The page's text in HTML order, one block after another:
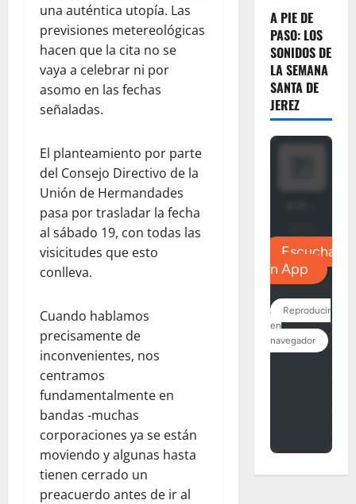
una auténtica utopía. Las
previsiones metereológicas
hacen que la cita no se
vaya a celebrar ni por
asomo en las fechas
señaladas.
El planteamiento por parte
del Consejo Directivo de la
Unión de Hermandades
pasa por trasladar la fecha
al sábado 19, con todas las
visicitudes que esto
conlleva.
Cuando hablamos
precisamente de
inconvenientes, nos
centramos
fundamentalmente en
bandas -muchas
corporaciones ya se están
moviendo y algunas hasta
tienen cerrado un
preacuerdo antes de ir al
A PIE DE
PASO: LOS
SONIDOS DE
LA SEMANA
SANTA DE
JEREZ